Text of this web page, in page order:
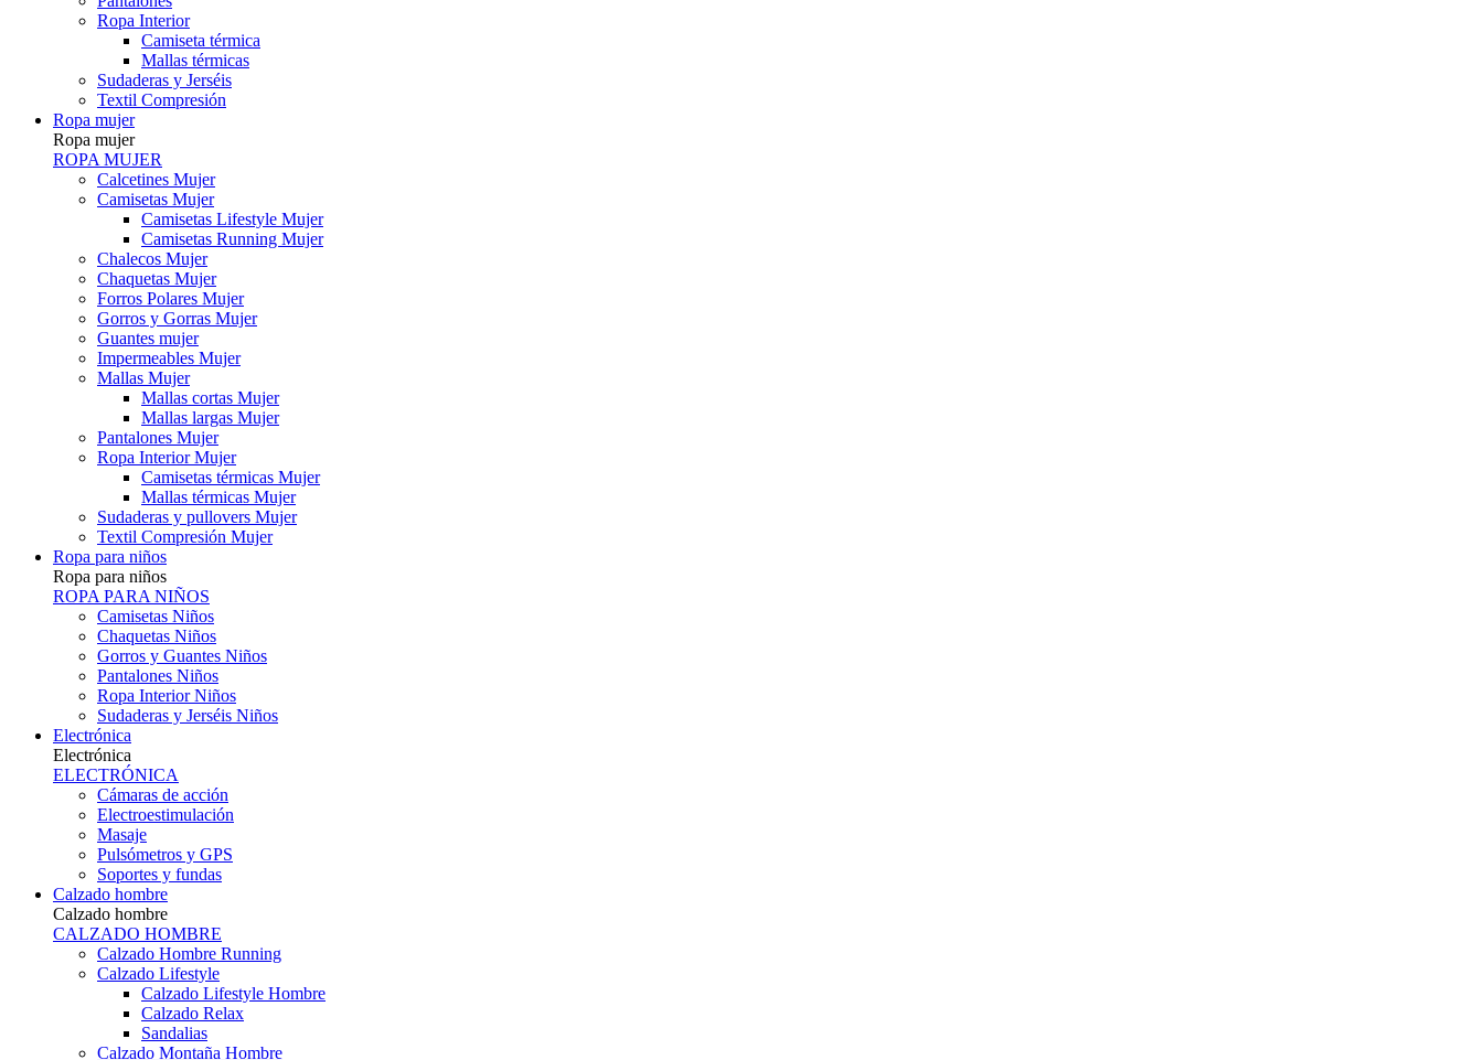
Ropa Interior
Camiseta térmica
Mallas térmicas
Sudaderas y Jerséis
Textil Compresión
Ropa mujer
Ropa mujer
ROPA MUJER
Calcetines Mujer
Camisetas Mujer
Camisetas Lifestyle Mujer
Camisetas Running Mujer
Chalecos Mujer
Chaquetas Mujer
Forros Polares Mujer
Gorros y Gorras Mujer
Guantes mujer
Impermeables Mujer
Mallas Mujer
Mallas cortas Mujer
Mallas largas Mujer
Pantalones Mujer
Ropa Interior Mujer
Camisetas térmicas Mujer
Mallas térmicas Mujer
Sudaderas y pullovers Mujer
Textil Compresión Mujer
Ropa para niños
Ropa para niños
ROPA PARA NIÑOS
Camisetas Niños
Chaquetas Niños
Gorros y Guantes Niños
Pantalones Niños
Ropa Interior Niños
Sudaderas y Jerséis Niños
Electrónica
Electrónica
ELECTRÓNICA
Cámaras de acción
Electroestimulación
Masaje
Pulsómetros y GPS
Soportes y fundas
Calzado hombre
Calzado hombre
CALZADO HOMBRE
Calzado Hombre Running
Calzado Lifestyle
Calzado Lifestyle Hombre
Calzado Relax
Sandalias
Calzado Montaña Hombre